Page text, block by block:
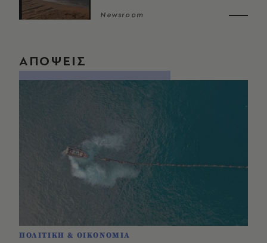
Newsroom
ΑΠΟΨΕΙΣ
ΠΟΛΙΤΙΚΗ & ΟΙΚΟΝΟΜΙΑ